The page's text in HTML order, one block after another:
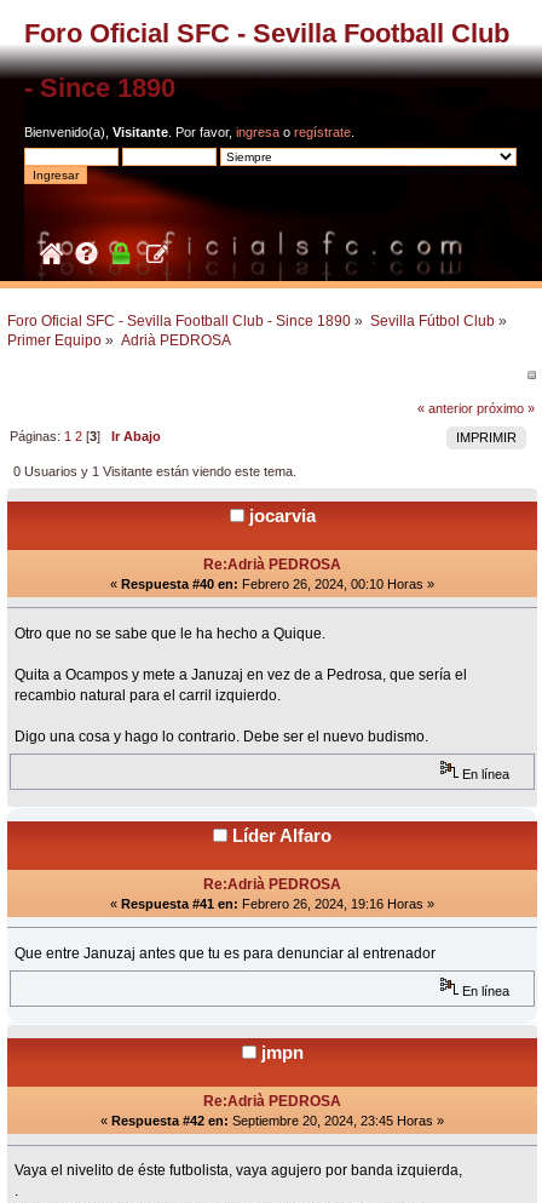
Foro Oficial SFC - Sevilla Football Club
- Since 1890
Bienvenido(a), Visitante . Por favor, ingresa o regístrate
Foro Oficial SFC - Sevilla Football Club - Since 1890 » Sevilla Fútbol Club »
Primer Equipo » Adrià PEDROSA
« anterior próximo »
IMPRIMIR
Páginas: 1 2 [3]Ir Abajo
0 Usuarios y 1 Visitante están viendo este tema.
jocarvia
Re:Adrià PEDROSA
« Respuesta #40 en: Febrero 26, 2024, 00:10 Horas »
Otro que no se sabe que le ha hecho a Quique.
Quita a Ocampos y mete a Januzaj en vez de a Pedrosa, que sería el
recambio natural para el carril izquierdo.
Digo una cosa y hago lo contrario. Debe ser el nuevo budismo.
En línea
Líder Alfaro
Re:Adrià PEDROSA
« Respuesta #41 en: Febrero 26, 2024, 19:16 Horas »
Que entre Januzaj antes que tu es para denunciar al entrenador
En línea
jmpn
Re:Adrià PEDROSA
« Respuesta #42 en: Septiembre 20, 2024, 23:45 Horas »
Vaya el nivelito de éste futbolista, vaya agujero por banda izquierda,
.